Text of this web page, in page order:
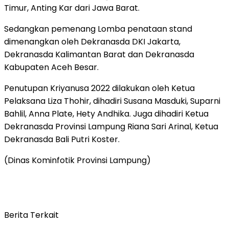
Timur, Anting Kar dari Jawa Barat.
Sedangkan pemenang Lomba penataan stand
dimenangkan oleh Dekranasda DKI Jakarta,
Dekranasda Kalimantan Barat dan Dekranasda
Kabupaten Aceh Besar.
Penutupan Kriyanusa 2022 dilakukan oleh Ketua
Pelaksana Liza Thohir, dihadiri Susana Masduki, Suparni
Bahlil, Anna Plate, Hety Andhika. Juga dihadiri Ketua
Dekranasda Provinsi Lampung Riana Sari Arinal, Ketua
Dekranasda Bali Putri Koster.
(Dinas Kominfotik Provinsi Lampung)
Berita Terkait